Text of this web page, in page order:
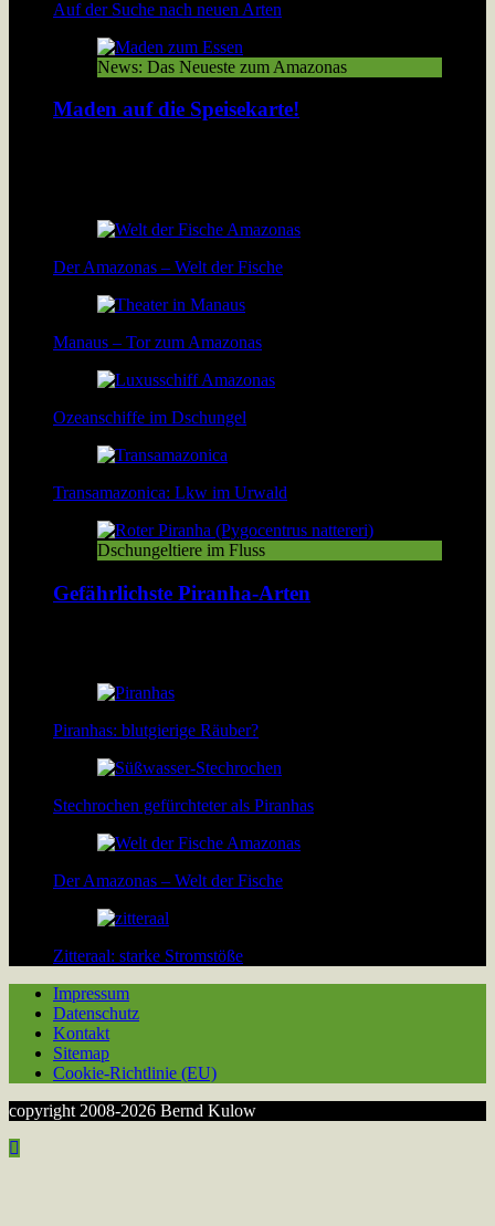
Auf der Suche nach neuen Arten
News: Das Neueste zum Amazonas
Maden auf die Speisekarte!
Der Amazonas – Welt der Fische
Manaus – Tor zum Amazonas
Ozeanschiffe im Dschungel
Transamazonica: Lkw im Urwald
Dschungeltiere im Fluss
Gefährlichste Piranha-Arten
Piranhas: blutgierige Räuber?
Stechrochen gefürchteter als Piranhas
Der Amazonas – Welt der Fische
Zitteraal: starke Stromstöße
Impressum
Datenschutz
Kontakt
Sitemap
Cookie-Richtlinie (EU)
copyright 2008-2026 Bernd Kulow